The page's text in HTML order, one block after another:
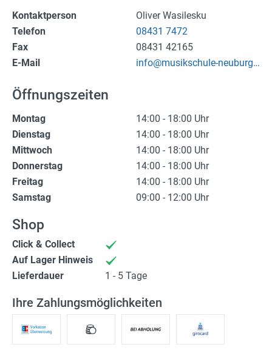
Kontaktperson
Oliver Wasilesku
Telefon
08431 7472
Fax
08431 42165
E-Mail
info@musikschule-neuburg.
Öffnungszeiten
Montag
14:00 - 18:00 Uhr
Dienstag
14:00 - 18:00 Uhr
Mittwoch
14:00 - 18:00 Uhr
Donnerstag
14:00 - 18:00 Uhr
Freitag
14:00 - 18:00 Uhr
Samstag
09:00 - 12:00 Uhr
Shop
Click & Collect
Auf Lager Hinweis
Lieferdauer
1 - 5 Tage
Ihre Zahlungsmöglichkeiten
Stellenanzeigen
Wetter
24h/7 geöffnet
(Not)dienste
Premium
Leserfoto-Aktion
Kontaktseite
Premium Kunde werden
Datenschutzerklärung